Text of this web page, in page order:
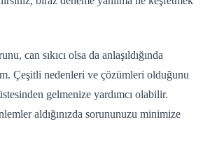
can sıkıcı olsa da anlaşıldığında
Çeşitli nedenleri ve çözümleri olduğunu
gelmenize yardımcı olabilir.
aldığınızda sorununuzu minimize